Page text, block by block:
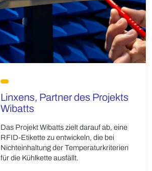
Linxens, Partner des Projekts
Wibatts
Das Projekt Wibatts zielt darauf ab, eine
RFID-Etikette zu entwickeln, die bei
Nichteinhaltung der Temperaturkriterien
für die Kühlkette ausfällt.